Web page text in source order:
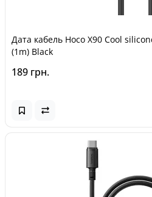
Дата кабель Hoco X90 Cool
(1m) Black
189 грн.